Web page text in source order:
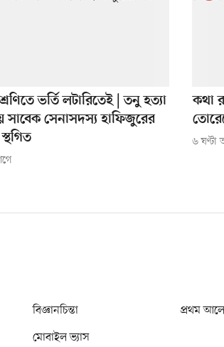
ভর্তি লটারিতেই | তনু হত্যা
সাবেক সেনাসদস্য হাফিজুরের
কথা
৬ ঘণ্টা
বিজ্ঞানচিন্তা প্রথম আলো
মোবাইল ভ্যাস